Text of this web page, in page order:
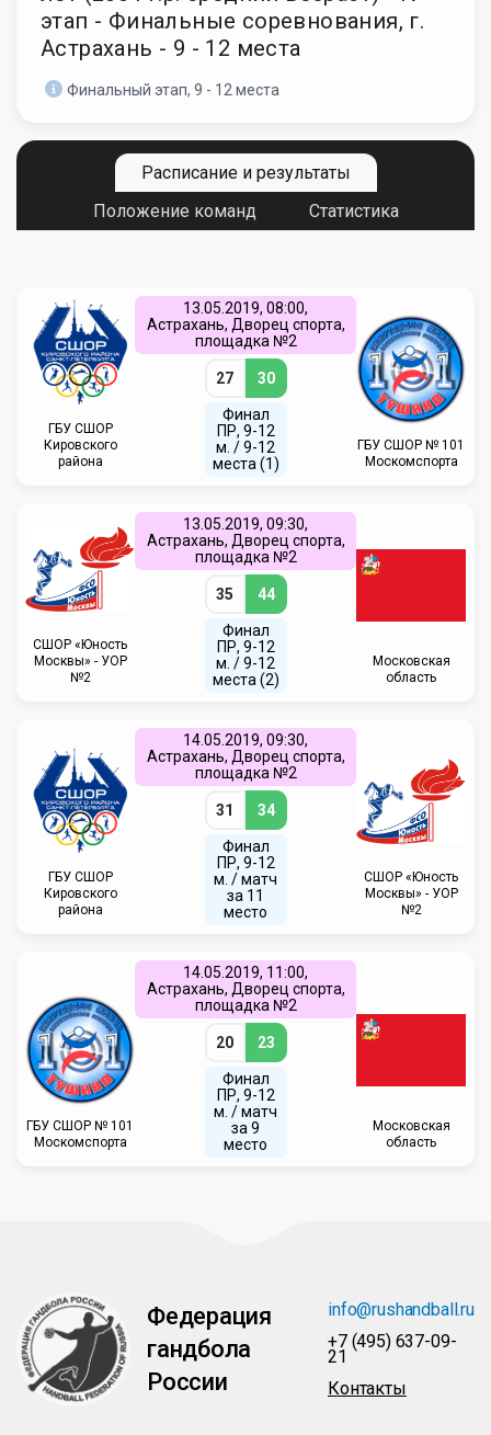
этап - Финальные соревнования, г.
Астрахань - 9 - 12 места
Финальный этап, 9 - 12 места
Расписание и результаты
Положение команд
Статистика
ГБУ СШОР
Кировского
района
13.05.2019, 08:00,
Астрахань, Дворец спорта,
площадка №2
27 30
Финал
ПР, 9-12
м. / 9-12
места (1)
ГБУ CШОР № 101
Москомспорта
CШОР «Юность
Москвы» - УОР
№2
13.05.2019, 09:30,
Астрахань, Дворец спорта,
площадка №2
35 44
Финал
ПР, 9-12
м. / 9-12
места (2)
Московская
область
ГБУ СШОР
Кировского
района
14.05.2019, 09:30,
Астрахань, Дворец спорта,
площадка №2
31 34
Финал
ПР, 9-12
м. / матч
за 11
место
CШОР «Юность
Москвы» - УОР
№2
ГБУ CШОР № 101
Москомспорта
14.05.2019, 11:00,
Астрахань, Дворец спорта,
площадка №2
20 23
Финал
ПР, 9-12
м. / матч
за 9
место
Московская
область
Федерация
гандбола
России
info@rushandball.ru
+7 (495) 637-09-
21
Контакты